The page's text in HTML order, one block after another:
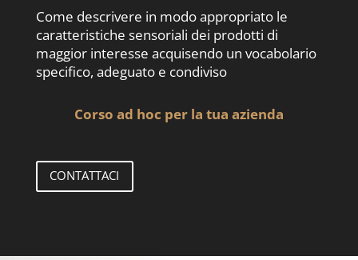
Come descrivere in modo appropriato le
caratteristiche sensoriali dei prodotti di
maggior interesse acquisendo un vocabolario
specifico, adeguato e condiviso
Corso ad hoc per la tua azienda
CONTATTACI